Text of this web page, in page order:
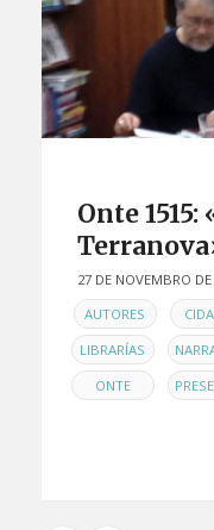
Onte
27 DE NOVEMBRO
ENAUTORES ,
LIBRARÍAS ,
ONTE ,